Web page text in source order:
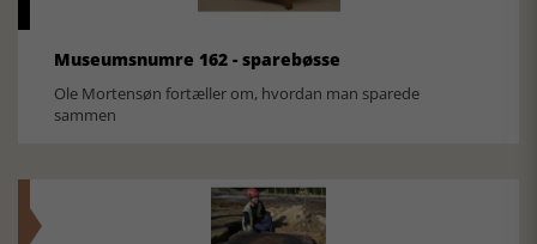
Museumsnumre 162 - sparebøsse
Ole Mortensøn fortæller om, hvordan man sparede
sammen